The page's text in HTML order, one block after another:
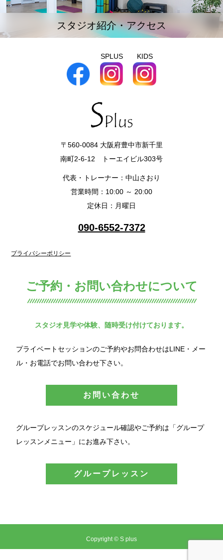
スタジオ紹介・アクセス
SPLUS KIDS
〒560-0084 大阪府豊中市新千里
南町2-6-12 トーエイビル303号
代表・トレーナー：中山さおり
営業時間：10:00 ～ 20:00
定休日：月曜日
090-6552-7372
プライバシーポリシー
ご予約・お問い合わせについて
スタジオ見学や体験、随時受け付けております。
プライベートセッションのご予約やお問合わせはLINE・メー
ル・お電話でお問い合わせ下さい。
お問い合わせ
グループレッスンのスケジュール確認やご予約は「グループ
レッスンメニュー」にお進み下さい。
グループレッスン
Copyright © S plus